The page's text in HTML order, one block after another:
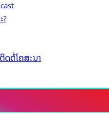
?
ຕິດຕໍ່ໂຄສະນາ